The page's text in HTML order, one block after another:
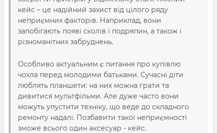
кейс – це надійний захист від цілого ряду
неприємних факторів. Наприклад, вони
запобігають появі сколів і подряпин, а також і
різноманітних забруднень.
Особливо актуальним є питання про купівлю
чохла перед молодими батьками. Сучасні діти
люблять планшети: на них можна грати та
дивитися мультфільми. Але дуже часто вони
можуть упустити техніку, що веде до складного
ремонту надалі. Позбавити такої неприємності
зможе всього один аксесуар - кейс.